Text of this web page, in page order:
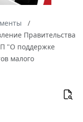
Правительства
"О поддержке
малого